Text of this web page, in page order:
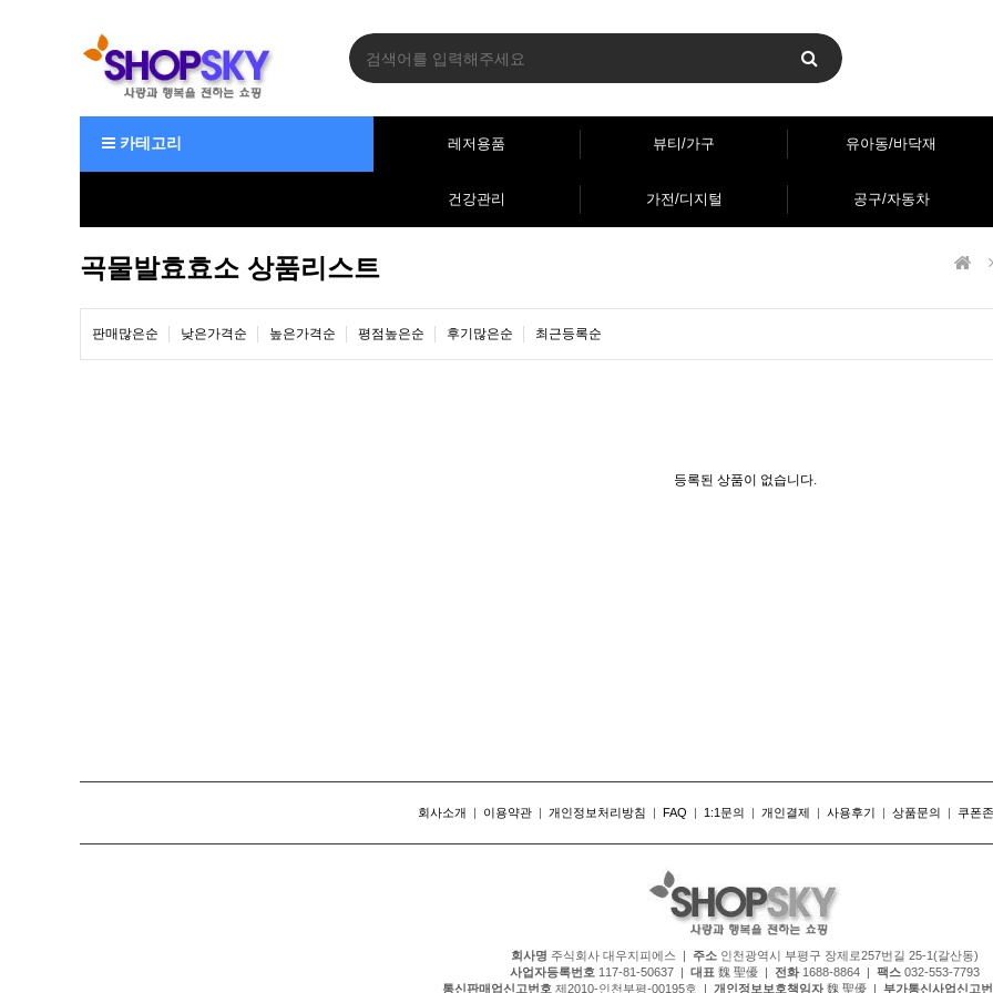
카테고리 레저용품 뷰티/가구 유아동/바닥재
건강관리 가전/디지털 공구/자동차
곡물발효효소 상품리스트
판매많은순 낮은가격순 높은가격순 평점높은순 후기많은순 최근등록순
등록된 상품이 없습니다.
회사소개 | 이용약관 | 개인정보처리방침 | FAQ | 1:1문의 | 개인결제 | 사용후기 | 상품문의 | 쿠폰존
회사명 주식회사 대우지피에스 | 주소 인천광역시 부평구 장제로257번길 25-1(갈산동)
사업자등록번호 117-81-50637 | 대표 魏 聖優 | 전화1688-8864 | 팩스 032-553-7793
통신판매업신고번호 제2010-인천부평-00195호 | 개인정보보호책임자魏 聖優 | 부가통신사업신고